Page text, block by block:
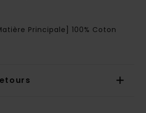
Principale] 100% Coton